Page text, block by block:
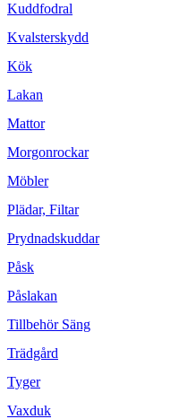
Kuddfodral
Kvalsterskydd
Kök
Lakan
Mattor
Morgonrockar
Möbler
Plädar, Filtar
Prydnadskuddar
Påsk
Påslakan
Tillbehör Säng
Trädgård
Tyger
Vaxduk